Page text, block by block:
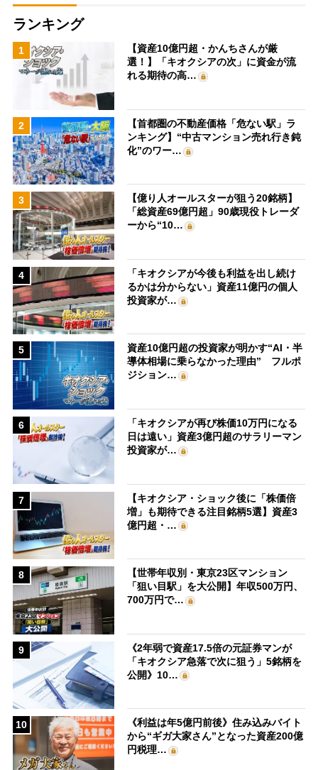
ランキング
1
【資産10億円超・かんちさんが厳
選！】「キオクシアの次」に資金が流
れる期待の高…
2
【首都圏の不動産価格「危ない駅」ラ
ンキング】“中古マンション売れ行き鈍
化”のワー…
3
【億り人オールスターが狙う20銘柄】
「総資産69億円超」90歳現役トレーダ
ーから“10…
4
「キオクシアが今後も利益を出し続け
るかは分からない」資産11億円の個人
投資家が…
5
資産10億円超の投資家が明かす“AI・半
導体相場に乗らなかった理由” フルポ
ジション…
6
「キオクシアが再び株価10万円になる
日は遠い」資産3億円超のサラリーマン
投資家が…
7
【キオクシア・ショック後に「株価倍
増」も期待できる注目銘柄5選】資産3
億円超・…
8
【世帯年収別・東京23区マンション
「狙い目駅」を大公開】年収500万円、
700万円で…
9
《2年弱で資産17.5倍の元証券マンが
「キオクシア急落で次に狙う」5銘柄を
公開》10…
10
《利益は年5億円前後》住み込みバイト
から“ギガ大家さん”となった資産200億
円税理…